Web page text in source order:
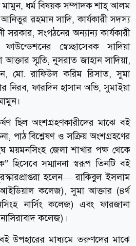
ধর্ম বিষয়ক সম্পাদক শাহ্ আলম
রহমান সাদি, কার্যকারী সদস্য
সরকার, সংগঠনের অন্যান্য কার্যকারী
স্বেচ্ছাসেবক সাদিয়া
আক্তার স্মৃতি, নুসরাত জাহান সাদিয়া,
মো. রাফিউল করিম রিসাত, সুমা
নিরব, ফারদিন হাসান অভি, সুমাইয়া
ছিল অংশগ্রহণকারীদের মাঝে বই
পাঠ বিশ্লেষণ ও সক্রিয় অংশগ্রহণের
ময়মনসিংহ জেলা শাখার পক্ষ থেকে
হিসেবে সম্মাননা স্বরূপ তিনটি বই
হলেন— রাকিবুল ইসলাম
কলেজ), সুমা আক্তার (৪র্থ
নার্সিং কলেজ) এবং ফারজানা
নাসিরাবাদ কলেজ)।
উপহারের মাধ্যমে তরুণদের মাঝে